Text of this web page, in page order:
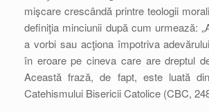
mişcare crescândă printre teologii
definiţia minciunii după cum urmează:
a vorbi sau acţiona împotriva
în eroare pe cineva care are dreptul
Această frază, de fapt, este luată
Catehismului Bisericii Catolice (CBC,